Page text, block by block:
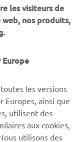
même un brevet
l'homme qu'il
700 World
les visiteurs de
nos produits,
Europe
les versions
Europes, ainsi que
utilisent des
aux cookies,
utilisons des